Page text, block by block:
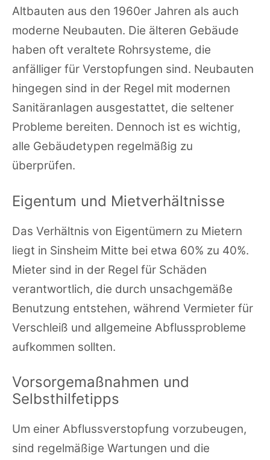
Altbauten aus den 1960er Jahren als auch
moderne Neubauten. Die älteren Gebäude
haben oft veraltete Rohrsysteme, die
anfälliger für Verstopfungen sind. Neubauten
hingegen sind in der Regel mit modernen
Sanitäranlagen ausgestattet, die seltener
Probleme bereiten. Dennoch ist es wichtig,
alle Gebäudetypen regelmäßig zu
überprüfen.
Eigentum und Mietverhältnisse
Das Verhältnis von Eigentümern zu Mietern
liegt in Sinsheim Mitte bei etwa 60% zu 40%.
Mieter sind in der Regel für Schäden
verantwortlich, die durch unsachgemäße
Benutzung entstehen, während Vermieter für
Verschleiß und allgemeine Abflussprobleme
aufkommen sollten.
Vorsorgemaßnahmen und
Selbsthilfetipps
Um einer Abflussverstopfung vorzubeugen,
sind regelmäßige Wartungen und die